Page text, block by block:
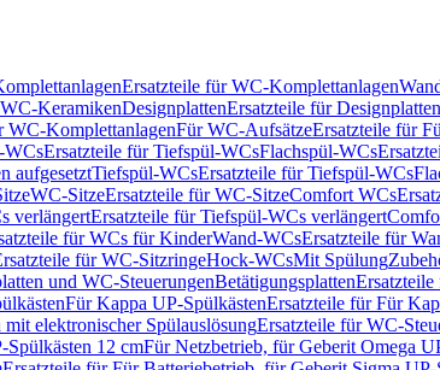
Ersatzteile für WC-Komplettanlagen
KeramikenDesignplattenErsatzteile für Designplatten
WC-KomplettanlagenFür WC-AufsätzeErsatzteile für
WCsErsatzteile für Tiefspül-WCsFlachspül-WCs
aufgesetztTiefspül-WCsErsatzteile für Tiefspül-WCs
WC-SitzeErsatzteile für WC-SitzeComfort WCs
verlängertErsatzteile für Tiefspül-WCs verlängert
für WCs für KinderWand-WCsErsatzteile für
für WC-SitzringeHock-WCsMit Spülung
und WC-SteuerungenBetätigungsplattenErsatzteile
Für Kappa UP-SpülkästenErsatzteile für Für
elektronischer SpülauslösungErsatzteile für WC-
12 cmFür Netzbetrieb, für Geberit Omega